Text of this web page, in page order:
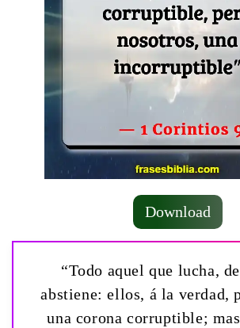
Download
“Todo aquel que lucha,
abstiene: ellos, á la verdad,
una corona corruptible;